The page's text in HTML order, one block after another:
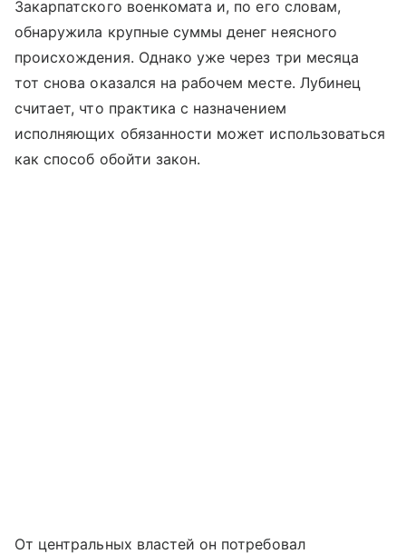
Закарпатского военкомата и, по его словам,
обнаружила крупные суммы денег неясного
происхождения. Однако уже через три месяца
тот снова оказался на рабочем месте. Лубинец
считает, что практика с назначением
исполняющих обязанности может использоваться
как способ обойти закон.
От центральных властей он потребовал